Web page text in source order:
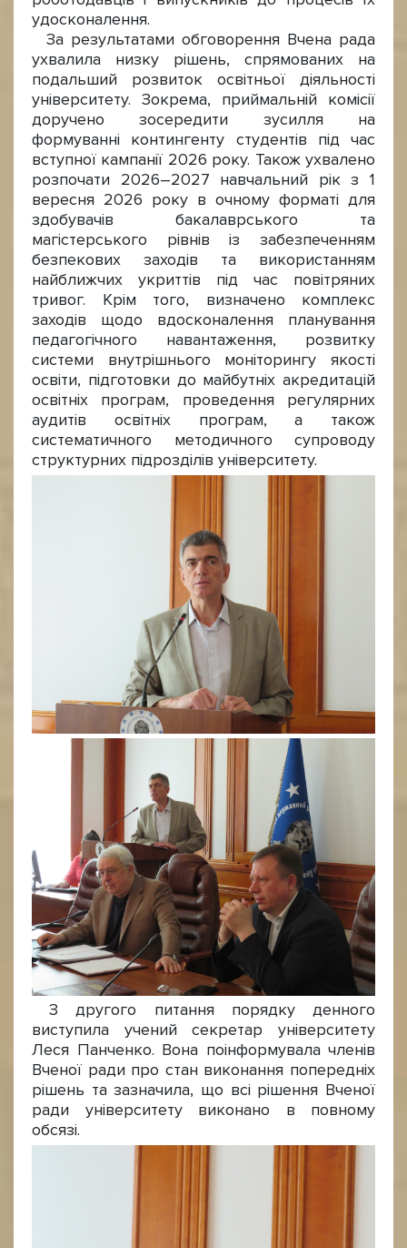
удосконалення.
За результатами обговорення Вчена рада
ухвалила низку рішень, спрямованих на
подальший розвиток освітньої діяльності
університету. Зокрема, приймальній комісії
доручено зосередити зусилля на
формуванні контингенту студентів під час
вступної кампанії 2026 року. Також ухвалено
розпочати 2026–2027 навчальний рік з 1
вересня 2026 року в очному форматі для
здобувачів бакалаврського та
магістерського рівнів із забезпеченням
безпекових заходів та використанням
найближчих укриттів під час повітряних
тривог. Крім того, визначено комплекс
заходів щодо вдосконалення планування
педагогічного навантаження, розвитку
системи внутрішнього моніторингу якості
освіти, підготовки до майбутніх акредитацій
освітніх програм, проведення регулярних
аудитів освітніх програм, а також
систематичного методичного супроводу
структурних підрозділів університету.
З другого питання порядку денного
виступила учений секретар університету
Леся Панченко. Вона поінформувала членів
Вченої ради про стан виконання попередніх
рішень та зазначила, що всі рішення Вченої
ради університету виконано в повному
обсязі.